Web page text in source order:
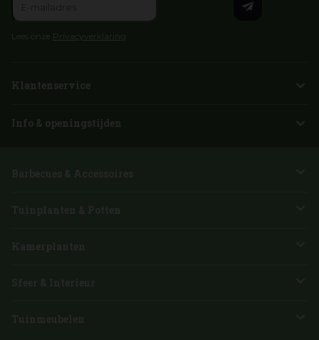
Lees onze Privacyverklaring
Klantenservice
Info & openingstijden